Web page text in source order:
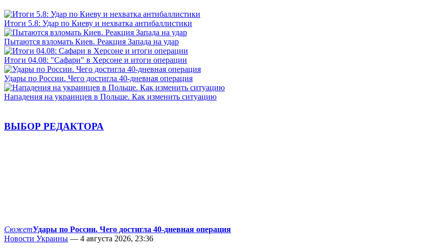
Итоги 5.8: Удар по Киеву и нехватка антибаллистики
Пытаются взломать Киев. Реакция Запада на удар
Итоги 04.08: "Сафари" в Херсоне и итоги операции
Удары по России. Чего достигла 40-дневная операция
Нападения на украинцев в Польше. Как изменить ситуацию
ВЫБОР РЕДАКТОРА
СюжетУдары по России. Чего достигла 40-дневная операция
Новости Украины — 4 августа 2026, 23:36